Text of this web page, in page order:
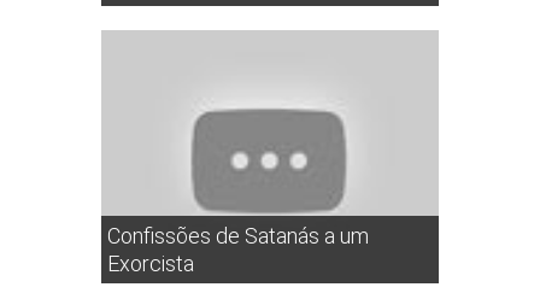
Confissões de Satanás a um
Exorcista